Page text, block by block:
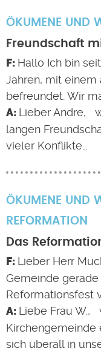
ÖKUMENE UND
Freundschaft
Hallo Ich bin
Jahren, mit
befreundet. Wir
Lieber Andre,
langen
vieler Konflikte…
ÖKUMENE UND
REFORMATION
Das
Lieber Herr
Gemeinde
Reformationsfest
Liebe Frau W.,
Kirchengemeinde
sich überall in